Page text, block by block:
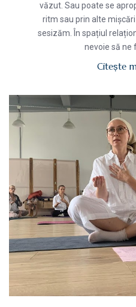
văzut. Sau poate se
ritm sau prin alte
sesizăm. În spațiul
nevoie să ne
Citește